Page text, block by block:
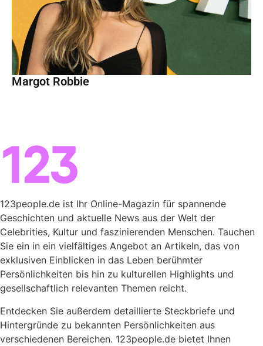
Margot Robbie
123people.de ist Ihr Online-Magazin für spannende
Geschichten und aktuelle News aus der Welt der
Celebrities, Kultur und faszinierenden Menschen. Tauchen
Sie ein in ein vielfältiges Angebot an Artikeln, das von
exklusiven Einblicken in das Leben berühmter
Persönlichkeiten bis hin zu kulturellen Highlights und
gesellschaftlich relevanten Themen reicht.
Entdecken Sie außerdem detaillierte Steckbriefe und
Hintergründe zu bekannten Persönlichkeiten aus
verschiedenen Bereichen. 123people.de bietet Ihnen